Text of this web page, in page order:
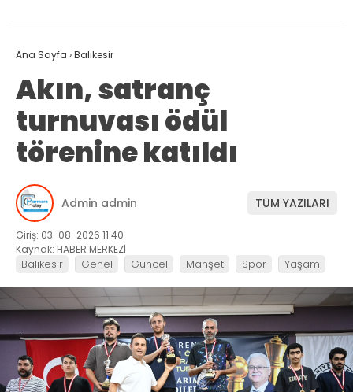
Ana Sayfa ›Balıkesir
Akın, satranç
turnuvası ödül
törenine katıldı
Admin admin TÜM YAZILARI
Giriş: 03-08-2026 11:40
Kaynak: HABER MERKEZİ
Balıkesir Genel Güncel Manşet Spor Yaşam